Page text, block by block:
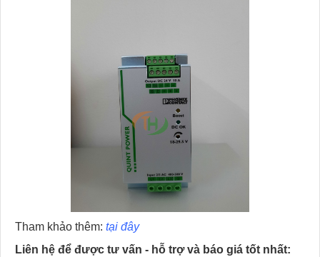
Tham khảo thêm: tại đây
Liên hệ để được tư vấn - hỗ trợ và báo giá tốt nhất: